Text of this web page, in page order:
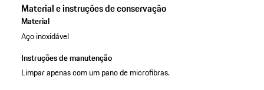
Material e instruções de conservação
Material
Aço inoxidável
Instruções de manutenção
Limpar apenas com um pano de microfibras.